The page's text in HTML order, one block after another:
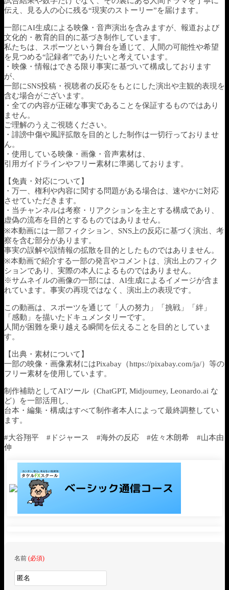
伝え、見る人の心に残る“現実のストーリー”を届けます。
一部にAI生成による映像・音声演出を含みますが、報道および
文化的・教育的目的に基づき制作しています。
私たちは、スポーツという舞台を通じて、人間の可能性や希望
を見つめる“記録者”でありたいと考えています。
・映像・情報はできる限り事実に基づいて構成しております
が、
一部にSNS投稿・視聴者の反応をもとにした演出や主観的表現を
含む場合がございます。
・全ての内容が正確な事実であることを保証するものではあり
ません。
ご理解のうえご視聴ください。
・誹謗中傷や風評拡散を目的とした制作は一切行っておりませ
ん。
・使用している映像・画像・音声素材は、
引用ガイドラインやフリー素材に準拠しております。
【免責・対応について】
・万一、権利や内容に関する問題がある場合は、速やかに対応
させていただきます。
・当チャンネルは考察・リアクションを主とする構成であり、
虚偽の流布を目的とするものではありません。
※本動画には一部フィクション、SNS上の反応に基づく演出、考
察を含む部分があります。
事実の誤解や誤情報の拡散を目的としたものではありません。
※本動画で紹介する一部の発言やコメントは、演出上のフィク
ションであり、実際の本人によるものではありません。
※サムネイルの画像の一部には、AI生成によるイメージが含ま
れています。事実の再現ではなく、演出上の表現です。
この動画は、スポーツを通じて「人の努力」「挑戦」「絆」
「感動」を描いたドキュメンタリーです。
人間が困難を乗り越える瞬間を伝えることを目的としていま
す。
【出典・素材について】
一部の映像・画像素材にはPixabay（https://pixabay.com/ja/）等の
フリー素材を使用しています。
制作補助としてAIツール（ChatGPT, Midjourney, Leonardo.ai な
ど）を一部活用し、
台本・編集・構成はすべて制作者本人によって最終調整してい
ます。
#大谷翔平 #ドジャース #海外の反応 #佐々木朗希 #山本由
伸
名前 (必須)